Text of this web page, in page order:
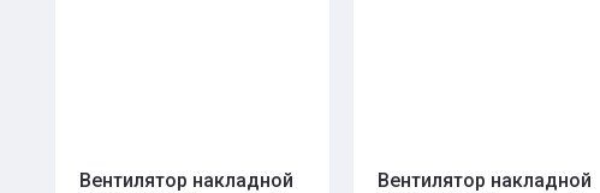
Вентилятор накладной
Вентилятор накладной